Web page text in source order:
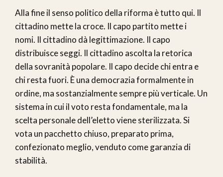
Alla fine il senso politico della riforma è tutto qui. Il
cittadino mette la croce. Il capo partito mette i
nomi. Il cittadino dà legittimazione. Il capo
distribuisce seggi. Il cittadino ascolta la retorica
della sovranità popolare. Il capo decide chi entra e
chi resta fuori. È una democrazia formalmente in
ordine, ma sostanzialmente sempre più verticale. Un
sistema in cui il voto resta fondamentale, ma la
scelta personale dell’eletto viene sterilizzata. Si
vota un pacchetto chiuso, preparato prima,
confezionato meglio, venduto come garanzia di
stabilità.